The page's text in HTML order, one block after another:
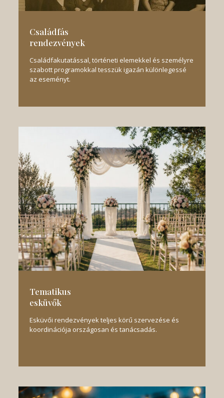
Családfás
rendezvények
Családfakutatással, történeti elemekkel és személyre
szabott programokkal tesszük igazán különlegessé
az eseményt.
Tematikus
esküvők
Esküvői rendezvények teljes körű szervezése és
koordinációja országosan és tanácsadás.